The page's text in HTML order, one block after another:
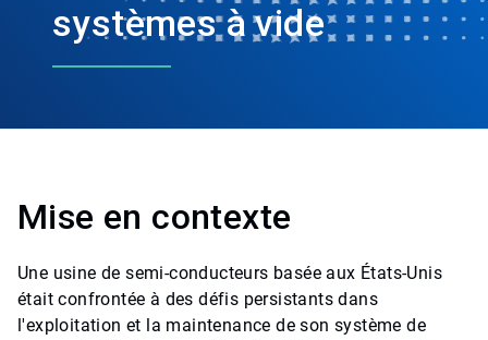
systèmes à vide
Mise en contexte
Une usine de semi-conducteurs basée aux États-Unis
était confrontée à des défis persistants dans
l'exploitation et la maintenance de son système de